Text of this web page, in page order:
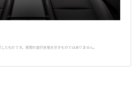
たものです。実際の走行状態を示すものではありません。